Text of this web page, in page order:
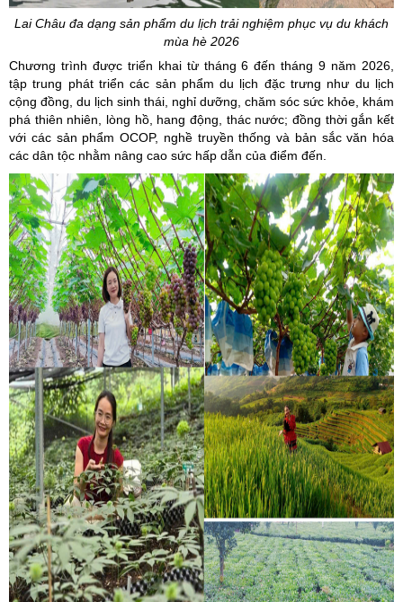
Lai Châu đa dạng sản phẩm du lịch trải nghiệm phục vụ du khách
mùa hè 2026
Chương trình được triển khai từ tháng 6 đến tháng 9 năm 2026,
tập trung phát triển các sản phẩm du lịch đặc trưng như du lịch
cộng đồng, du lịch sinh thái, nghỉ dưỡng, chăm sóc sức khỏe, khám
phá thiên nhiên, lòng hồ, hang động, thác nước; đồng thời gắn kết
với các sản phẩm OCOP, nghề truyền thống và bản sắc văn hóa
các dân tộc nhằm nâng cao sức hấp dẫn của điểm đến.